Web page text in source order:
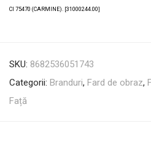
CI 75470 (CARMINE). [31000244.00]
SKU: 8682536051743
Categorii: Branduri, Fard de obraz,
Față